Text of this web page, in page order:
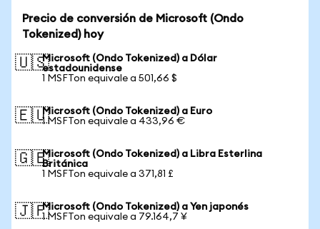
Precio de conversión de Microsoft (Ondo
Tokenized) hoy
🇺🇸Microsoft (Ondo Tokenized) a Dólar
estadounidense
1 MSFTon equivale a 501,66 $
🇪🇺Microsoft (Ondo Tokenized) a Euro
1 MSFTon equivale a 433,96 €
🇬🇧Microsoft (Ondo Tokenized) a Libra Esterlina
Británica
1 MSFTon equivale a 371,81 £
🇯🇵Microsoft (Ondo Tokenized) a Yen japonés
1 MSFTon equivale a 79.164,7 ¥